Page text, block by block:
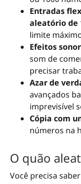
Entradas
aleatório de
limite
Efeitos
som de
precisar
Azar de
avançados
imprevisível
Cópia com
números na
O quão
Você precisa